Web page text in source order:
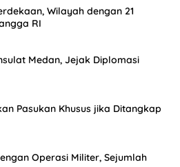
Wilayah dengan 21
RI
Medan, Jejak Diplomasi
Pasukan Khusus jika Ditangkap
Operasi Militer, Sejumlah